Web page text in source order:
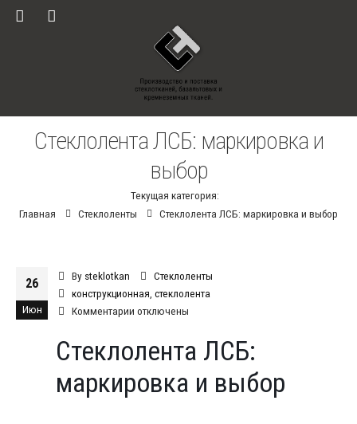
Стеклолента ЛСБ: маркировка и
выбор
Текущая категория:
Главная
Стеклоленты Стеклолента ЛСБ: маркировка и выбор
26
Июн
By steklotkan
Стеклоленты
конструкционная стеклолента
Комментариик
Стеклолента
ЛСБ:
маркировка
отключены
Стеклолента ЛСБ:
маркировка и выбор